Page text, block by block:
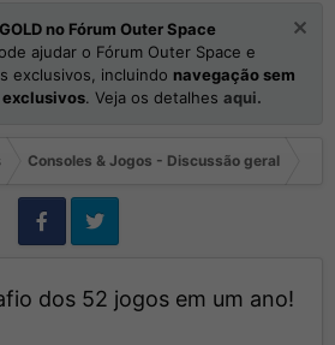
no Fórum Outer Space
ajudar o Fórum Outer Space e
exclusivos, incluindo navegação sem
. Veja os detalhes aqui.
Consoles & Jogos - Discussão geral
dos 52 jogos em um ano!